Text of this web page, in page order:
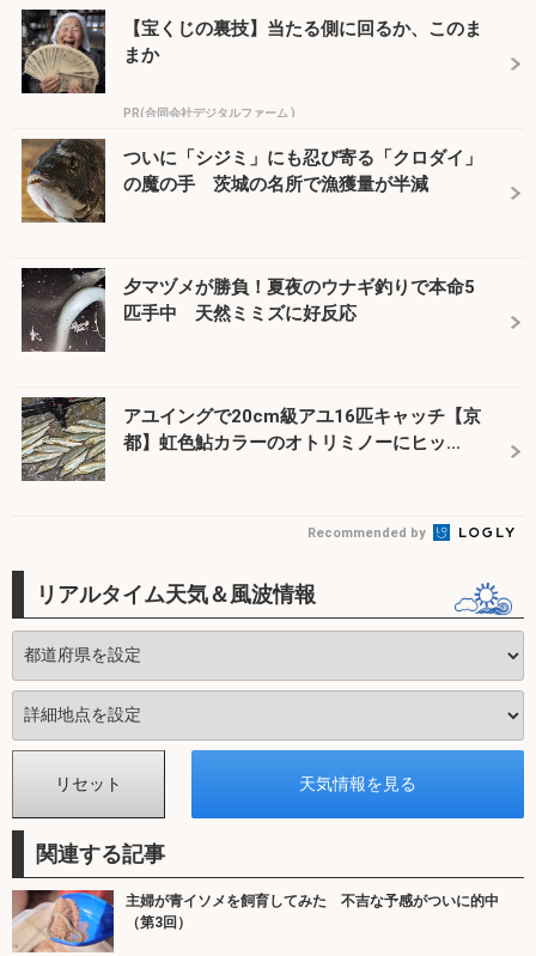
【宝くじの裏技】当たる側に回るか、このま
まか
PR(合同会社デジタルファーム )
ついに「シジミ」にも忍び寄る「クロダイ」
の魔の手 茨城の名所で漁獲量が半減
夕マヅメが勝負！夏夜のウナギ釣りで本命5
匹手中 天然ミミズに好反応
アユイングで20cm級アユ16匹キャッチ【京
都】虹色鮎カラーのオトリミノーにヒッ...
Recommended by
リアルタイム天気＆風波情報
関連する記事
主婦が青イソメを飼育してみた 不吉な予感がついに的中
（第3回）